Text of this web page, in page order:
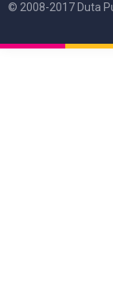
© 2008-2017 Duta